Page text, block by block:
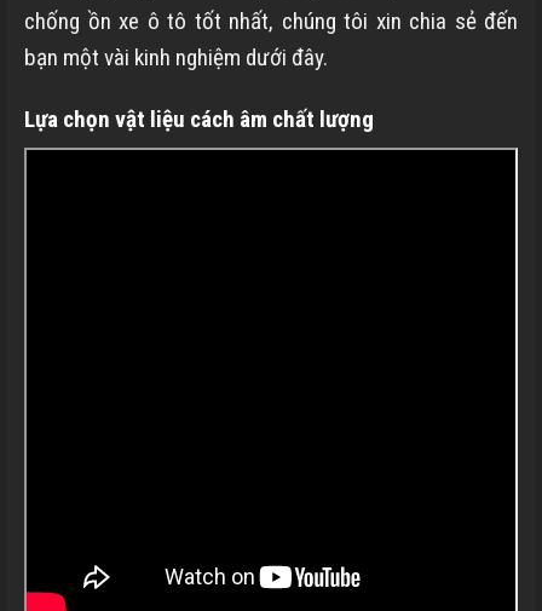
chống ồn xe ô tô tốt nhất, chúng tôi xin chia sẻ đến
bạn một vài kinh nghiệm dưới đây.
Lựa chọn vật liệu cách âm chất lượng